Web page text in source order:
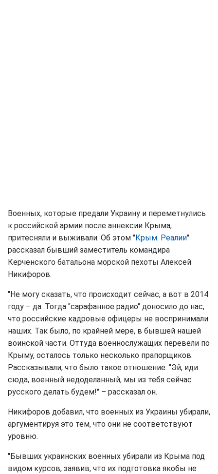
Военных, которые предали Украину и переметнулись
к российской армии после аннексии Крыма,
притесняли и выживали. Об этом "Крым. Реалии"
рассказал бывший заместитель командира
Керченского батальона морской пехоты Алексей
Никифоров.
"Не могу сказать, что происходит сейчас, а вот в 2014
году – да. Тогда "сарафанное радио" доносило до нас,
что российские кадровые офицеры не воспринимали
наших. Так было, по крайней мере, в бывшей нашей
воинской части. Оттуда военнослужащих перевели по
Крыму, осталось только несколько прапорщиков.
Рассказывали, что было такое отношение: "Эй, иди
сюда, военный недоделанный, мы из тебя сейчас
русского делать будем!" – рассказал он.
Никифоров добавил, что военных из Украины убирали,
аргументируя это тем, что они не соответствуют
уровню.
"Бывших украинских военных убирали из Крыма под
видом курсов, заявив, что их подготовка якобы не